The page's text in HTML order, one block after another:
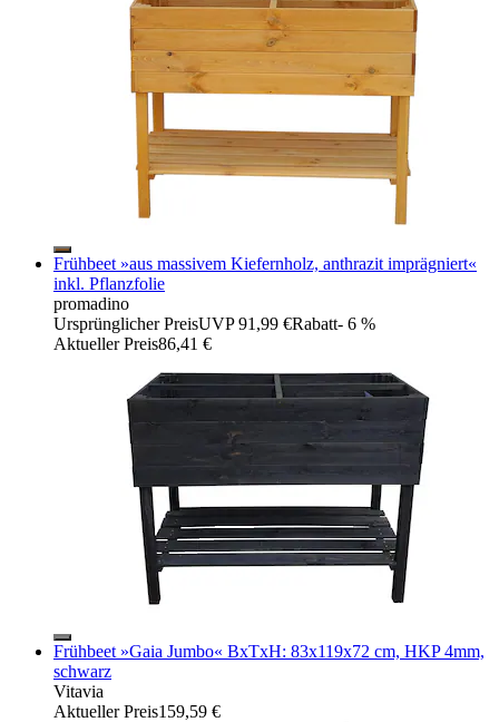
Frühbeet »aus massivem Kiefernholz, anthrazit imprägniert«
inkl. Pflanzfolie
promadino
Ursprünglicher PreisUVP 91,99 €Rabatt- 6 %
Aktueller Preis86,41 €
Frühbeet »Gaia Jumbo« BxTxH: 83x119x72 cm, HKP 4mm,
schwarz
Vitavia
Aktueller Preis159,59 €